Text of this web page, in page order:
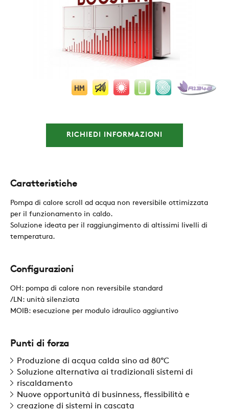
AZIENDA
NEWS
AREA RISERVATA
ZERO
SWEGON
RICHIEDI INFORMAZIONI
Caratteristiche
Pompa di calore scroll ad acqua non reversibile ottimizzata
per il funzionamento in caldo.
Soluzione ideata per il raggiungimento di altissimi livelli di
temperatura.
Configurazioni
OH: pompa di calore non reversibile standard
/LN: unità silenziata
MOIB: esecuzione per modulo idraulico aggiuntivo
Punti di forza
Produzione di acqua calda sino ad 80°C
Soluzione alternativa ai tradizionali sistemi di
riscaldamento
Nuove opportunità di businness, flessibilità e
creazione di sistemi in cascata